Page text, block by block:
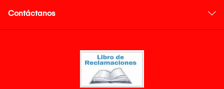
Contáctanos